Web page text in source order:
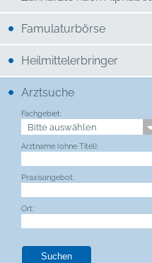
Famulaturbörse
Heilmittelerbringer
Arztsuche
Fachgebiet:
Arztname (ohne Titel):
Praxisangebot:
Ort: